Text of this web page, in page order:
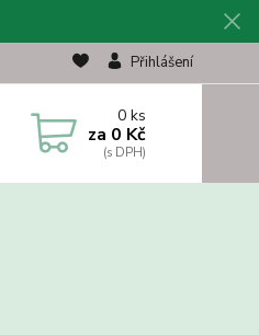
Přihlášení
0ks
za 0 Kč